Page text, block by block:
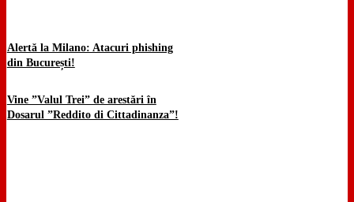
Alertă la Milano: Atacuri phishing
din București!
Vine ”Valul Trei” de arestări în
Dosarul ”Reddito di Cittadinanza”!